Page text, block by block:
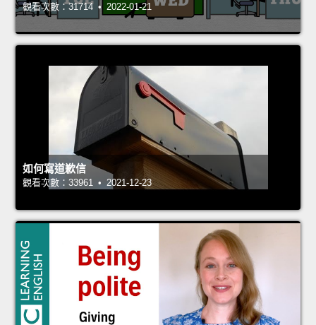
觀看次數：31714 • 2022-01-21
如何寫道歉信
觀看次數：33961 • 2021-12-23